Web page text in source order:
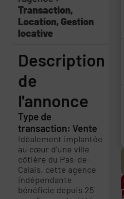
Transaction,
Location, Gestion
locative
Description
de
l'annonce
Type de
transaction: Vente
Idéalement implantée
au cœur d’une ville
côtière du Pas-de-
Calais, cette agence
indépendante
bénéficie depuis 25